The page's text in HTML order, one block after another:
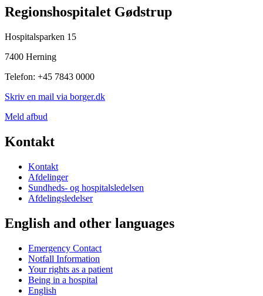
Regionshospitalet Gødstrup
Hospitalsparken 15
7400 Herning
Telefon: +45 7843 0000
Skriv en mail via borger.dk
Meld afbud
Kontakt
Kontakt
Afdelinger
Sundheds- og hospitalsledelsen
Afdelingsledelser
English and other languages
Emergency Contact
Notfall Information
Your rights as a patient
Being in a hospital
English